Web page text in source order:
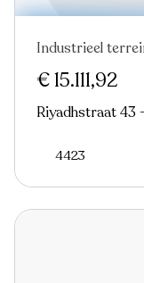
Industrieel
€ 15.111,92
Riyadhstraat 43
4423